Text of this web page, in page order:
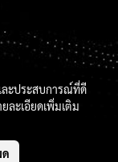
ละประสบการณ์ที่ดี
ละเอียดเพิ่มเติม